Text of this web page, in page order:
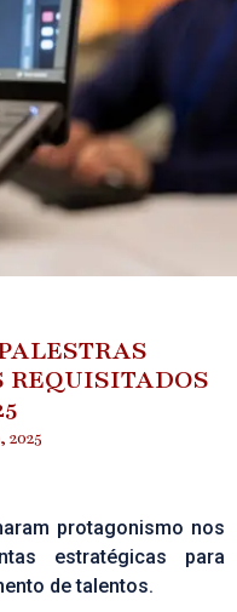
REQUISITADOS
protagonismo nos
estratégicas para
de talentos.